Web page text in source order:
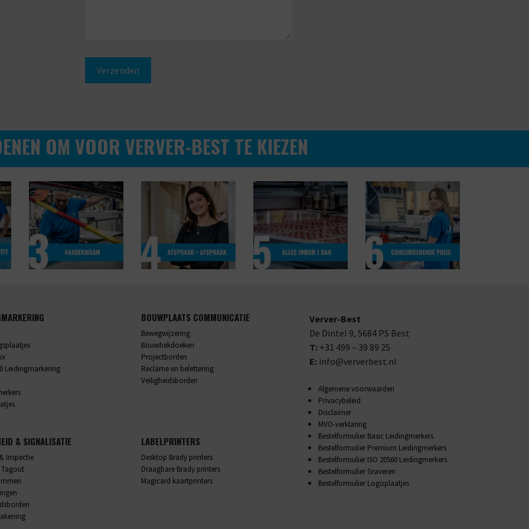
OM VOOR VERVER-BEST TE KIEZEN
Leidingmarkering
BOUWPLAATS COMMUNICATIE
Bewegwijzering
Bouwhekdoeken
Projectborden
Reclame en belettering
Veiligheidsborden
& SIGNALISATIE
Inspectie
LABELPRINTERS
Desktop Brady printers
Draagbare Brady printers
Magicard kaartprinters
Verver-Best
De Dintel 9, 5684 PS Best
T: +31 499 – 39 89 25
E: info@ververbest.nl
Algemene voorwaarden
Privacybeleid
Disclaimer
MVO-verklaring
Bestelformulier Basic Leidingmerkers
Bestelformulier Premium Leidingmerkers
Bestelformulier ISO 20560 Leidingmerkers
Bestelformulier Graveren
Bestelformulier Logoplaatjes